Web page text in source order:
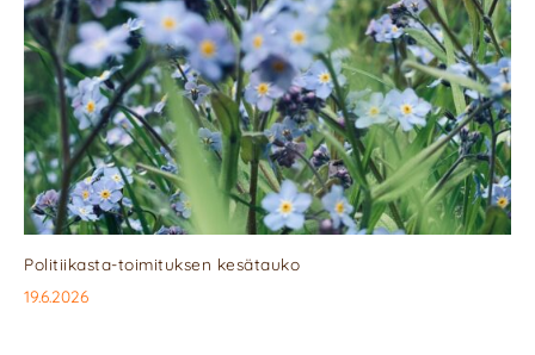
Politiikasta-toimituksen kesätauko
19.6.2026